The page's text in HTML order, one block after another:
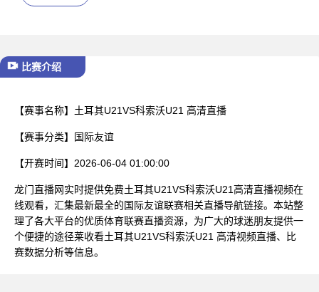
比赛介绍
【赛事名称】 土耳其U21VS科索沃U21 高清直播
【赛事分类】 国际友谊
【开赛时间】 2026-06-04 01:00:00
龙门直播网实时提供免费土耳其U21VS科索沃U21高清直播视频在
线观看，汇集最新最全的国际友谊联赛相关直播导航链接。本站整
理了各大平台的优质体育联赛直播资源，为广大的球迷朋友提供一
个便捷的途径莱收看土耳其U21VS科索沃U21 高清视频直播、比
赛数据分析等信息。